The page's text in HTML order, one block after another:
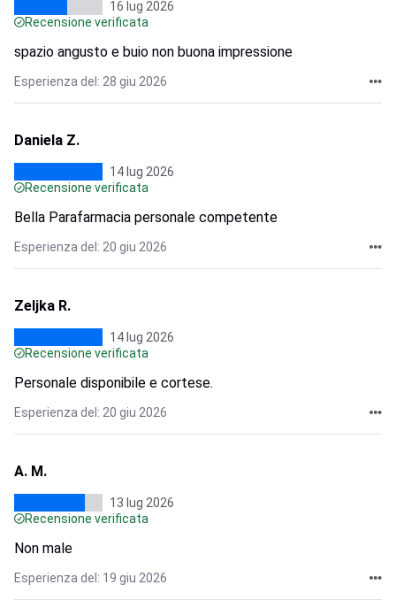
16 lug 2026
Recensione verificata
spazio angusto e buio non buona impressione
Esperienza del: 28 giu 2026
Daniela Z.
14 lug 2026
Recensione verificata
Bella Parafarmacia personale competente
Esperienza del: 20 giu 2026
Zeljka R.
14 lug 2026
Recensione verificata
Personale disponibile e cortese.
Esperienza del: 20 giu 2026
A. M.
13 lug 2026
Recensione verificata
Non male
Esperienza del: 19 giu 2026